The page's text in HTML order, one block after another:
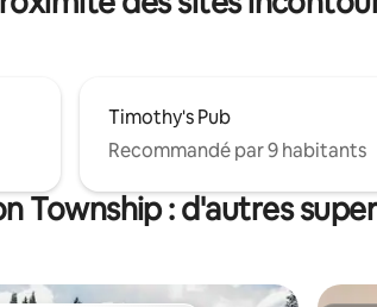
Timothy's Pub
Recommandé par 9 habitants
Township : d'autres